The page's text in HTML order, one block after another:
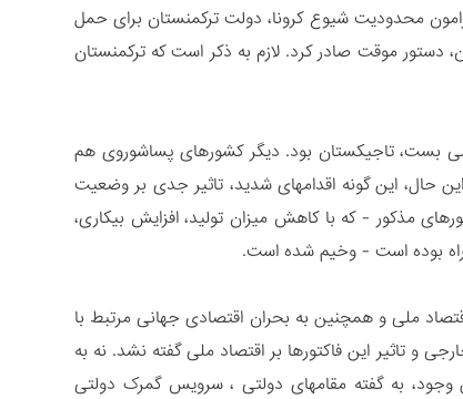
محدودیت شیوع کرونا، دولت ترکمنستان برای حمل
دستور موقت صادر کرد. لازم به ذکر است که ترکمنستان
بست، تاجیکستان بود. دیگر کشورهای پساشوروی هم
حال، این گونه اقدامهای شدید، تاثیر جدی بر وضعیت
مذکور - که با کاهش میزان تولید، افزایش بیکاری،
بوده است - وخیم شده است.
ملی و همچنین به بحران اقتصادی جهانی مرتبط با
و تاثیر این فاکتورها بر اقتصاد ملی گفته نشد. نه به
وجود، به گفته مقامهای دولتی ، سرویس گمرک دولتی